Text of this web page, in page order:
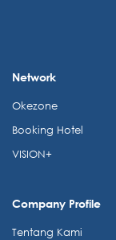
Network
Okezone
Booking Hotel
VISION+
Company Profile
Tentang Kami